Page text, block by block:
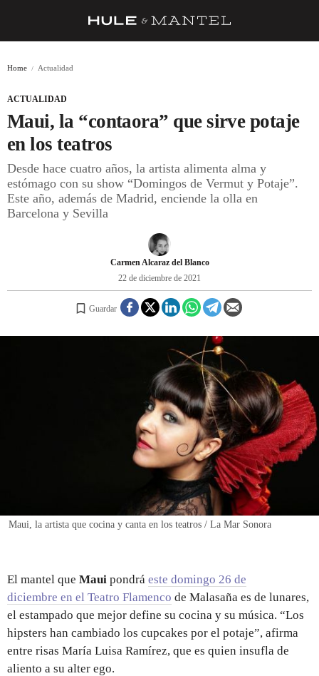
BARRAS Y ESTRELLAS
DÓNDE COMER
ÍDOLOS DE MESAS
CUADERNO DE VIAJE
REGISTRO
INICIAR SESIÓN
Home Actualidad
ACTUALIDAD
Maui, la “contaora” que sirve potaje
en los teatros
Desde hace cuatro años, la artista alimenta alma y
estómago con su show “Domingos de Vermut y Potaje”.
Este año, además de Madrid, enciende la olla en
Barcelona y Sevilla
Carmen Alcaraz del Blanco
22 de diciembre de 2021
Guardar
Maui, la artista que cocina y canta en los teatros / La Mar Sonora
El mantel que Maui pondrá este domingo 26 de
diciembre en el Teatro Flamenco de Malasaña es de lunares,
el estampado que mejor define su cocina y su música. “Los
hipsters han cambiado los cupcakes por el potaje”, afirma
entre risas María Luisa Ramírez, que es quien insufla de
aliento a su alter ego.